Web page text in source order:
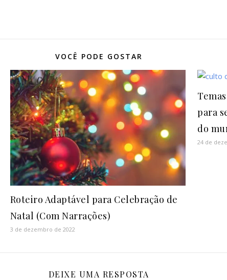
VOCÊ PODE GOSTAR
Roteiro Adaptável para Celebração de
Natal (Com Narrações)
3 de dezembro de 2022
para
do
24 de
DEIXE UMA RESPOSTA